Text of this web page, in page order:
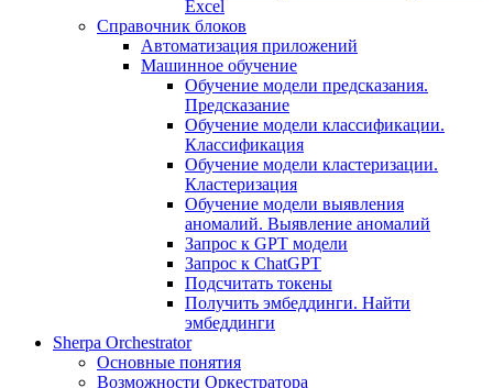
Excel
Справочник блоков
Автоматизация приложений
Машинное обучение
Обучение модели предсказания.
Предсказание
Обучение модели классификации.
Классификация
Обучение модели кластеризации.
Кластеризация
Обучение модели выявления
аномалий. Выявление аномалий
Запрос к GPT модели
Запрос к ChatGPT
Подсчитать токены
Получить эмбеддинги. Найти
эмбеддинги
Sherpa Orchestrator
Основные понятия
Возможности Оркестратора